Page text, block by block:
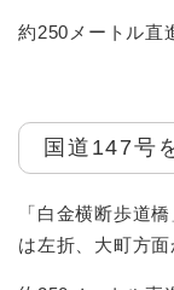
約250メートル直
国道147号
「白金横断歩道
は左折、大町方